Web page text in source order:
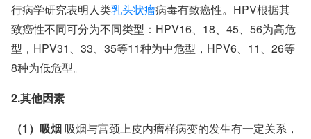
行病学研究表明人类乳头状瘤病毒有致癌性。HPV根据其
致癌性不同可分为不同类型：HPV16、18、45、56为高危
型，HPV31、33、35等11种为中危型，HPV6、11、26等
8种为低危型。
2.其他因素
（1）吸烟吸烟与宫颈上皮内瘤样病变的发生有一定关系，